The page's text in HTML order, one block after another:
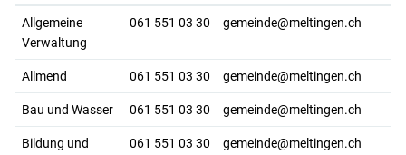
Allgemeine
Verwaltung
061 551 03 30 gemeinde@meltingen.ch
Allmend 061 551 03 30 gemeinde@meltingen.ch
Bau und Wasser 061 551 03 30 gemeinde@meltingen.ch
Bildung und
061 551 03 30 gemeinde@meltingen.ch